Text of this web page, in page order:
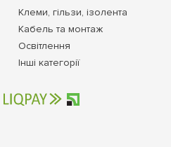
Клеми, гільзи, ізолента
Кабель та монтаж
Освітлення
Інші категорії